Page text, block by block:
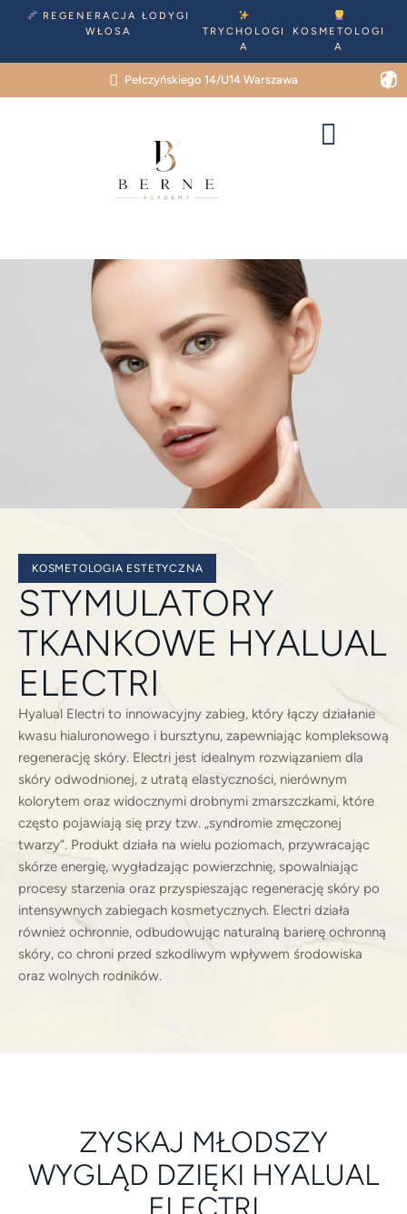
REGENERACJA ŁODYGI
WŁOSA
TRYCHOLOGI
A
KOSMETOLOGI
A
Pełczyńskiego 14/U14 Warszawa
KOSMETOLOGIA ESTETYCZNA
STYMULATORY
TKANKOWE HYALUAL
ELECTRI
Hyalual Electri to innowacyjny zabieg, który łączy działanie
kwasu hialuronowego i bursztynu, zapewniając kompleksową
regenerację skóry. Electri jest idealnym rozwiązaniem dla
skóry odwodnionej, z utratą elastyczności, nierównym
kolorytem oraz widocznymi drobnymi zmarszczkami, które
często pojawiają się przy tzw. „syndromie zmęczonej
twarzy”. Produkt działa na wielu poziomach, przywracając
skórze energię, wygładzając powierzchnię, spowalniając
procesy starzenia oraz przyspieszając regenerację skóry po
intensywnych zabiegach kosmetycznych. Electri działa
również ochronnie, odbudowując naturalną barierę ochronną
skóry, co chroni przed szkodliwym wpływem środowiska
oraz wolnych rodników.
ZYSKAJ MŁODSZY
WYGLĄD DZIĘKI HYALUAL